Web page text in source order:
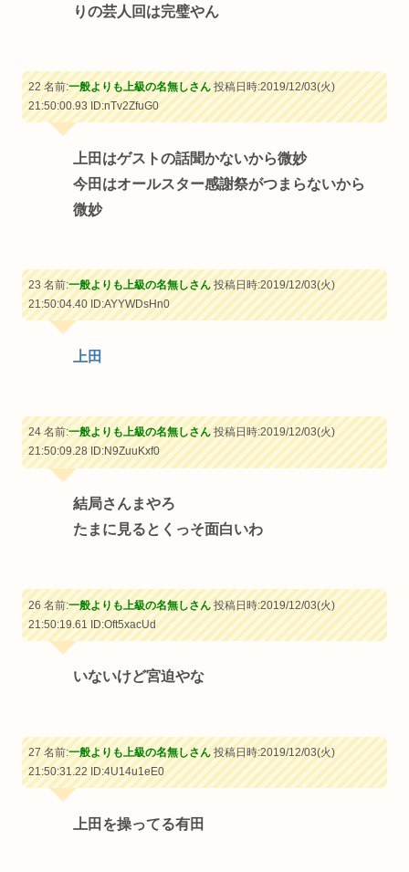
りの芸人回は完璧やん
22 名前:一般よりも上級の名無しさん投稿日時:2019/12/03(火)
21:50:00.93ID:nTv2ZfuG0
上田はゲストの話聞かないから微妙
今田はオールスター感謝祭がつまらないから
微妙
23 名前:一般よりも上級の名無しさん投稿日時:2019/12/03(火)
21:50:04.40ID:AYYWDsHn0
上田
24 名前:一般よりも上級の名無しさん投稿日時:2019/12/03(火)
21:50:09.28ID:N9ZuuKxf0
結局さんまやろ
たまに見るとくっそ面白いわ
26 名前:一般よりも上級の名無しさん投稿日時:2019/12/03(火)
21:50:19.61ID:Oft5xacUd
いないけど宮迫やな
27 名前:一般よりも上級の名無しさん投稿日時:2019/12/03(火)
21:50:31.22ID:4U14u1eE0
上田を操ってる有田